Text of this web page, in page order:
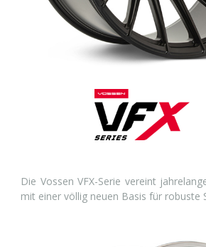
Die Vossen VFX-Serie vereint
mit einer völlig neuen Basis für robuste